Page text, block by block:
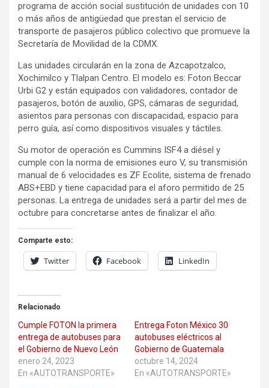
programa de acción social sustitución de unidades con 10
o más años de antigüedad que prestan el servicio de
transporte de pasajeros público colectivo que promueve la
Secretaría de Movilidad de la CDMX.
Las unidades circularán en la zona de Azcapotzalco,
Xochimilco y Tlalpan Centro. El modelo es: Foton Beccar
Urbi G2 y están equipados con validadores, contador de
pasajeros, botón de auxilio, GPS, cámaras de seguridad,
asientos para personas con discapacidad, espacio para
perro guía, así como dispositivos visuales y táctiles.
Su motor de operación es Cummins ISF4 a diésel y
cumple con la norma de emisiones euro V, su transmisión
manual de 6 velocidades es ZF Ecolite, sistema de frenado
ABS+EBD y tiene capacidad para el aforo permitido de 25
personas. La entrega de unidades será a partir del mes de
octubre para concretarse antes de finalizar el año.
Comparte esto:
Twitter Facebook LinkedIn
Relacionado
Cumple FOTON la primera
entrega de autobuses para
el Gobierno de Nuevo León
enero 24, 2023
En «AUTOTRANSPORTE»
Entrega Foton México 30
autobuses eléctricos al
Gobierno de Guatemala
octubre 14, 2024
En «AUTOTRANSPORTE»